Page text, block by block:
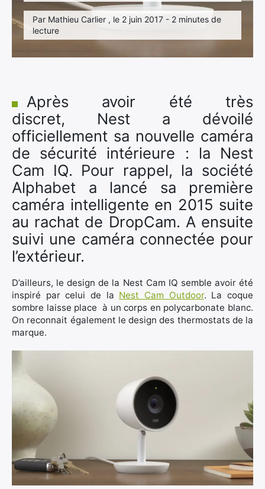
Par Mathieu Carlier , le 2 juin 2017 - 2 minutes de
lecture
Après avoir été très
discret, Nest a dévoilé
officiellement sa nouvelle caméra
de sécurité intérieure : la Nest
Cam IQ. Pour rappel, la société
Alphabet a lancé sa première
caméra intelligente en 2015 suite
au rachat de DropCam. A ensuite
suivi une caméra connectée pour
l’extérieur.
D’ailleurs, le design de la Nest Cam IQ semble avoir été
inspiré par celui de la Nest Cam Outdoor. La coque
sombre laisse place à un corps en polycarbonate blanc.
On reconnait également le design des thermostats de la
marque.